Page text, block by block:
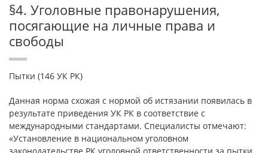
§4. Уголовные правонарушения,
посягающие на личные права и
свободы
Пытки (146 УК РК)
Данная норма схожая с нормой об истязании появилась в
результате приведения УК РК в соответствие с
международными стандартами. Специалисты отмечают:
«Установление в национальном уголовном